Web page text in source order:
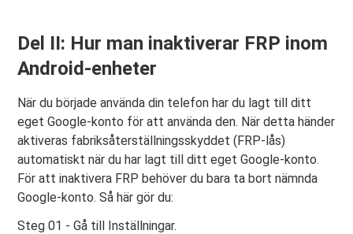
Del II: Hur man inaktiverar FRP inom
Android-enheter
När du började använda din telefon har du lagt till ditt
eget Google-konto för att använda den. När detta händer
aktiveras fabriksåterställningsskyddet (FRP-lås)
automatiskt när du har lagt till ditt eget Google-konto.
För att inaktivera FRP behöver du bara ta bort nämnda
Google-konto. Så här gör du:
Steg 01 - Gå till Inställningar.